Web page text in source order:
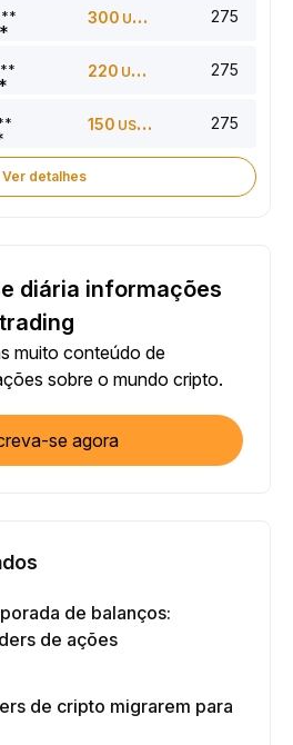
300 USDT 275
220 USDT 275
150 USDT 275
Ver detalhes
diária informações
muito conteúdo de
sobre o mundo cripto.
se agora
de balanços:
de ações
de cripto migrarem para